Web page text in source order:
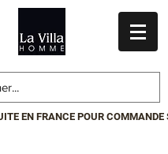
EN FRANCE POUR